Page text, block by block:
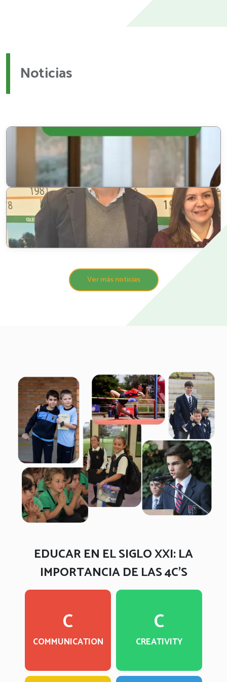
Noticias
31 de julio de 2026
¡Somos centro examinador del
Oxford Test of English!
Ver más noticias
EDUCAR EN EL SIGLO XXI: LA
IMPORTANCIA DE LAS 4C’S
C
COMMUNICATION
thoughts,
& solutions
C
CREATIVITY
get things done
innovation &